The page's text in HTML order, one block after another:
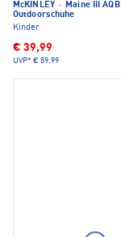
McKINLEY · Maine III AQB
Outdoorschuhe
Kinder
€ 39,99
UVP* € 59,99